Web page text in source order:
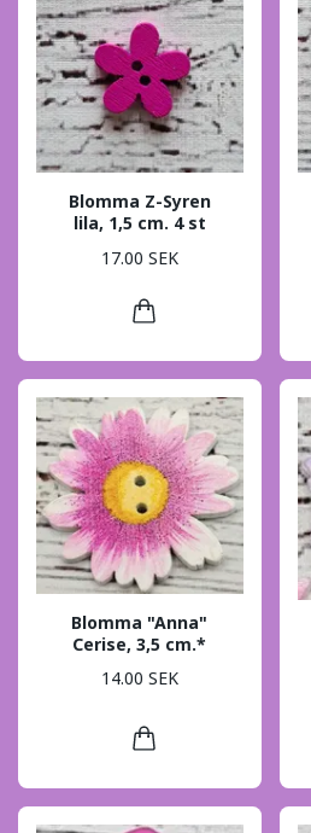
Blomma Z-Syren
lila, 1,5 cm. 4 st
17.00 SEK
Blomma "Anna"
Cerise, 3,5 cm.*
14.00 SEK